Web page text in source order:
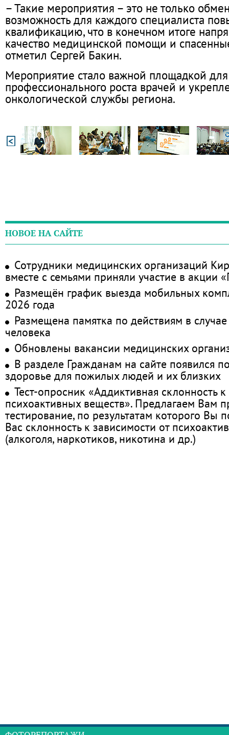
– Такие мероприятия – это не только
возможность для каждого специалиста
квалификацию, что в конечном итоге
качество медицинской помощи и
отметил Сергей Бакин.
Мероприятие стало важной площадкой для
профессионального роста врачей и
онкологической службы региона.
НОВОЕ НА САЙТЕ
Сотрудники медицинских организаций
вместе с семьями приняли участие в акции
Размещён график выезда мобильных
2026 года
Размещена памятка по действиям в
человека
Обновлены вакансии медицинских
В разделе Гражданам на сайте появился
здоровье для пожилых людей и их близких
Тест-опросник «Аддиктивная склонность
психоактивных веществ». Предлагаем Вам
тестирование, по результатам которого Вы
Вас склонность к зависимости от
(алкоголя, наркотиков, никотина и др.)